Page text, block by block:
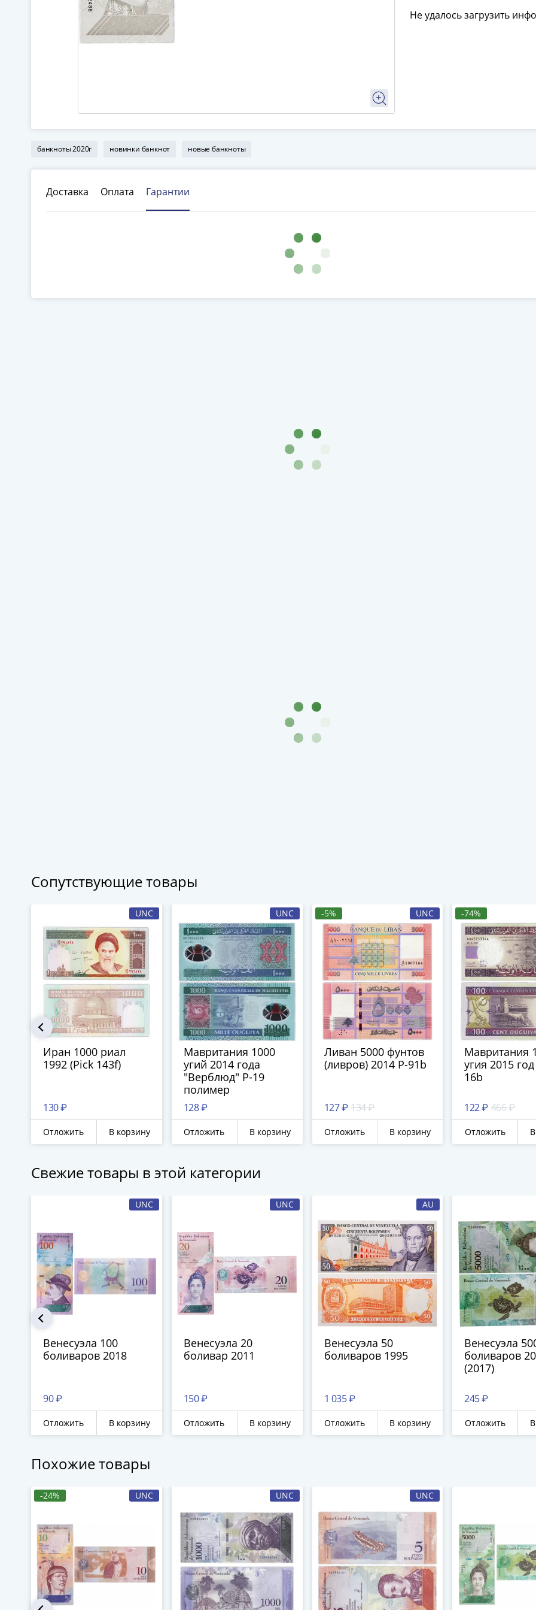
Не удалось загрузить
банкноты 2020г новинки банкнот новые банкноты
Доставка Оплата Гарантии
Сопутствующие товары
UNC
Иран 1000 риал
1992 (Pick 143f)
130 ₽
Отложить В корзину
UNC
Мавритания 1000
угий 2014 года
"Верблюд" Р-19
полимер
128 ₽
Отложить В корзину
-5% UNC
Ливан 5000 фунтов
(ливров) 2014 Р-91b
127 ₽ 134 ₽
Отложить В корзину
-74%
Мавритания
угия 2015
16b
122 ₽ 466 ₽
Отложить
Свежие товары в этой категории
UNC
Венесуэла 100
боливаров 2018
90 ₽
Отложить В корзину
UNC
Венесуэла 20
боливар 2011
150 ₽
Отложить В корзину
AU
Венесуэла 50
боливаров 1995
1 035 ₽
Отложить В корзину
Венесуэла
боливаров
(2017)
245 ₽
Отложить
Похожие товары
-24% UNC UNC UNC